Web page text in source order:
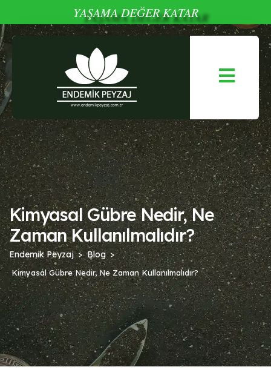
YAŞAMA DEĞER KATAR
Kimyasal Gübre Nedir, Ne
Zaman Kullanılmalıdır?
Endemik Peyzaj Blog
Kimyasal Gübre Nedir, Ne Zaman Kullanılmalıdır?